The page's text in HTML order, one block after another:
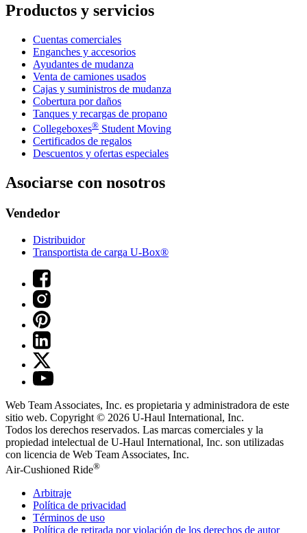
Productos y servicios
Cuentas comerciales
Enganches y accesorios
Ayudantes de mudanza
Venta de camiones usados
Cajas y suministros de mudanza
Cobertura por daños
Tanques y recargas de propano
Collegeboxes® Student Moving
Certificados de regalos
Descuentos y ofertas especiales
Asociarse con nosotros
Vendedor
Distribuidor
Transportista de carga U-Box®
Web Team Associates, Inc. es propietaria y administradora de este
sitio web. Copyright © 2026 U-Haul International, Inc.
Todos los derechos reservados. Las marcas comerciales y la
propiedad intelectual de U-Haul International, Inc. son utilizadas
con licencia de Web Team Associates, Inc.
Air-Cushioned Ride®
Arbitraje
Política de privacidad
Términos de uso
Política de retirada por violación de los derechos de autor